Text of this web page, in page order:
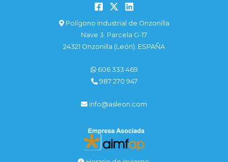
Polígono Industrial de Onzonilla
Nave 3. Parcela G-17
24321 Onzonilla (León). ESPAÑA
606 333 469
987 270 947
info@asleon.com